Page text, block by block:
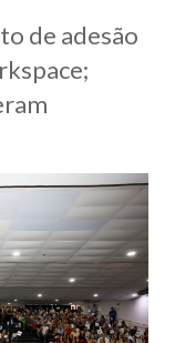
de adesão